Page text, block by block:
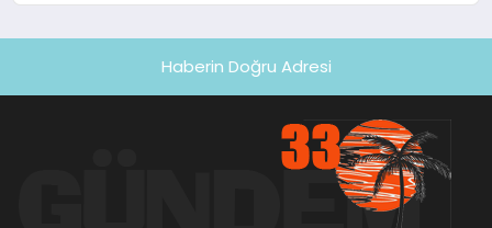
Haberin Doğru Adresi